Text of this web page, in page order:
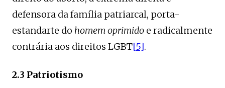
defensora da família patriarcal, porta-
estandarte do homem oprimido e radicalmente
contrária aos direitos LGBT[5].
2.3 Patriotismo